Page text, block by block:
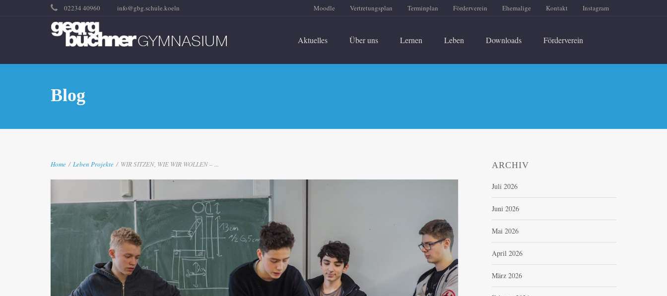
02234 40960 info@gbg.schule.koeln Moodle Vertretungsplan Terminplan Förderverein Ehemalige Kontakt Instagram
Aktuelles Über uns Lernen Leben Downloads Förderverein
Blog
Home / Leben Projekte / WIR SITZEN, WIE WIR WOLLEN – ... ARCHIV
Juli 2026
Juni 2026
Mai 2026
April 2026
März 2026